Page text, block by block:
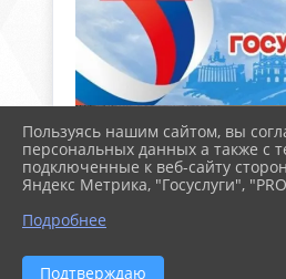
Пользуясь нашим сайтом, вы
персональных данных а также с
подключенные к веб-сайту
Яндекс Метрика, "Госуслуги",
Подробнее
Подтверждаю